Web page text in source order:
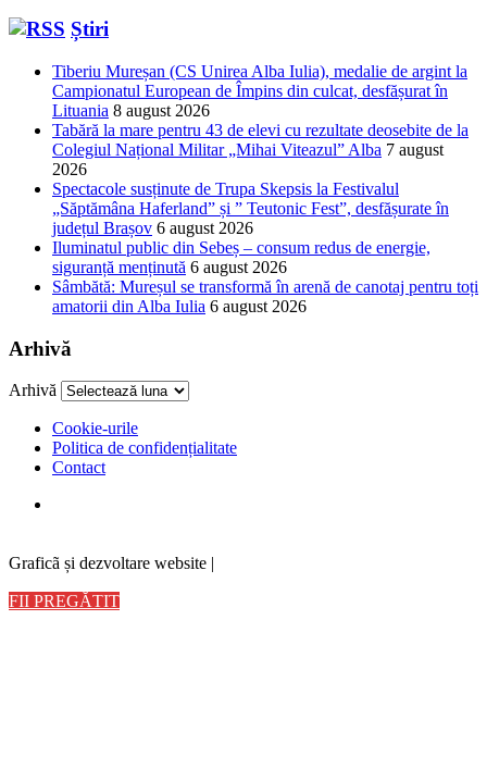
Știri
Tiberiu Mureșan (CS Unirea Alba Iulia), medalie de argint la
Campionatul European de Împins din culcat, desfășurat în
Lituania 8 august 2026
Tabără la mare pentru 43 de elevi cu rezultate deosebite de la
Colegiul Național Militar „Mihai Viteazul” Alba 7 august
2026
Spectacole susținute de Trupa Skepsis la Festivalul
„Săptămâna Haferland” și ” Teutonic Fest”, desfășurate în
județul Brașov 6 august 2026
Iluminatul public din Sebeș – consum redus de energie,
siguranță menținută 6 august 2026
Sâmbătă: Mureșul se transformă în arenă de canotaj pentru toți
amatorii din Alba Iulia 6 august 2026
Arhivă
Arhivă
Cookie-urile
Politica de confidențialitate
Contact
Graficã și dezvoltare website |
FII PREGĂTIT